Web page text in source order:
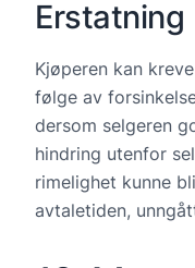
Erstatning
Kjøperen kan
følge av
dersom selgeren
hindring utenfor
rimelighet kunne
avtaletiden,